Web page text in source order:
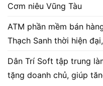
Cơm niêu Vũng Tàu
ATM phần mềm bán
Thạch Sanh thời hiện
Dân Trí Soft tập trung
tặng doanh chủ, giúp